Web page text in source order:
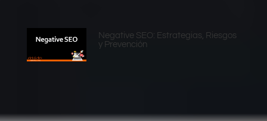
Negative SEO: Estrategias, Riesgos
y Prevención